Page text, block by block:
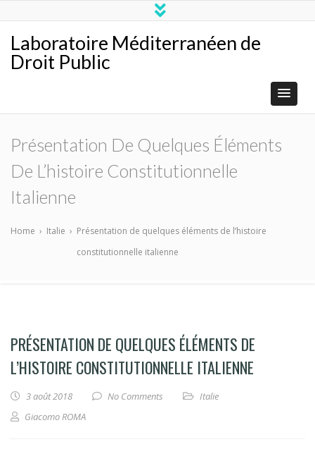
Laboratoire Méditerranéen de
Droit Public
Présentation De Quelques Éléments
De L’histoire Constitutionnelle
Italienne
Home › Italie › Présentation de quelques éléments de l’histoire
constitutionnelle italienne
PRÉSENTATION DE QUELQUES ÉLÉMENTS DE
L’HISTOIRE CONSTITUTIONNELLE ITALIENNE
3 août 2018 No Comments
Italie
Giacomo ROMA